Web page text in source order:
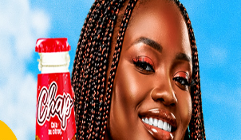
fera ressentir au plus tard le 29 février
les voyageurs du Bénin, du Mali et du
de roaming offriront la réception